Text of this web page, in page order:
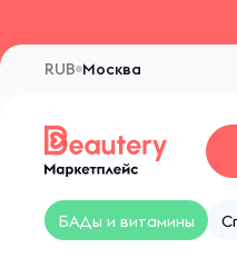
Москва
RUB
БАДы и витамины